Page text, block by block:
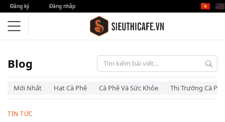
Đăng ký Đăng nhập 🇻🇳 🇺🇸
Blog
Mới Nhất Hạt Cà Phê Cà Phê Và Sức Khỏe Thị Trường Cà Phê
TIN TỨC